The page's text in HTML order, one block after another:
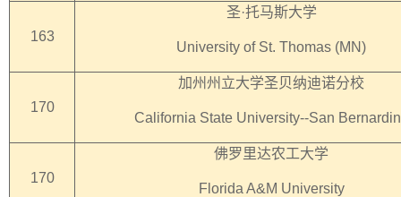
163
圣·托马斯大学
University of St. Thomas (MN)
170
加州州立大学圣贝纳迪诺分校
California State University--San
170
佛罗里达农工大学
Florida A&M University